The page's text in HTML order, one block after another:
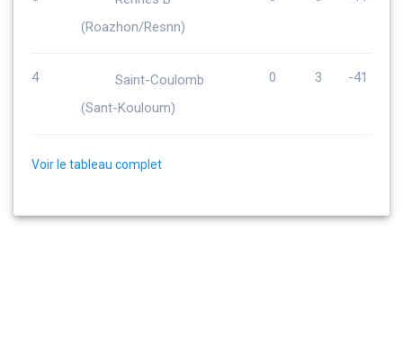
(Roazhon/Resnn)
4
Saint-Coulomb
(Sant-Kouloum)
0 3 -41
Voir le tableau complet